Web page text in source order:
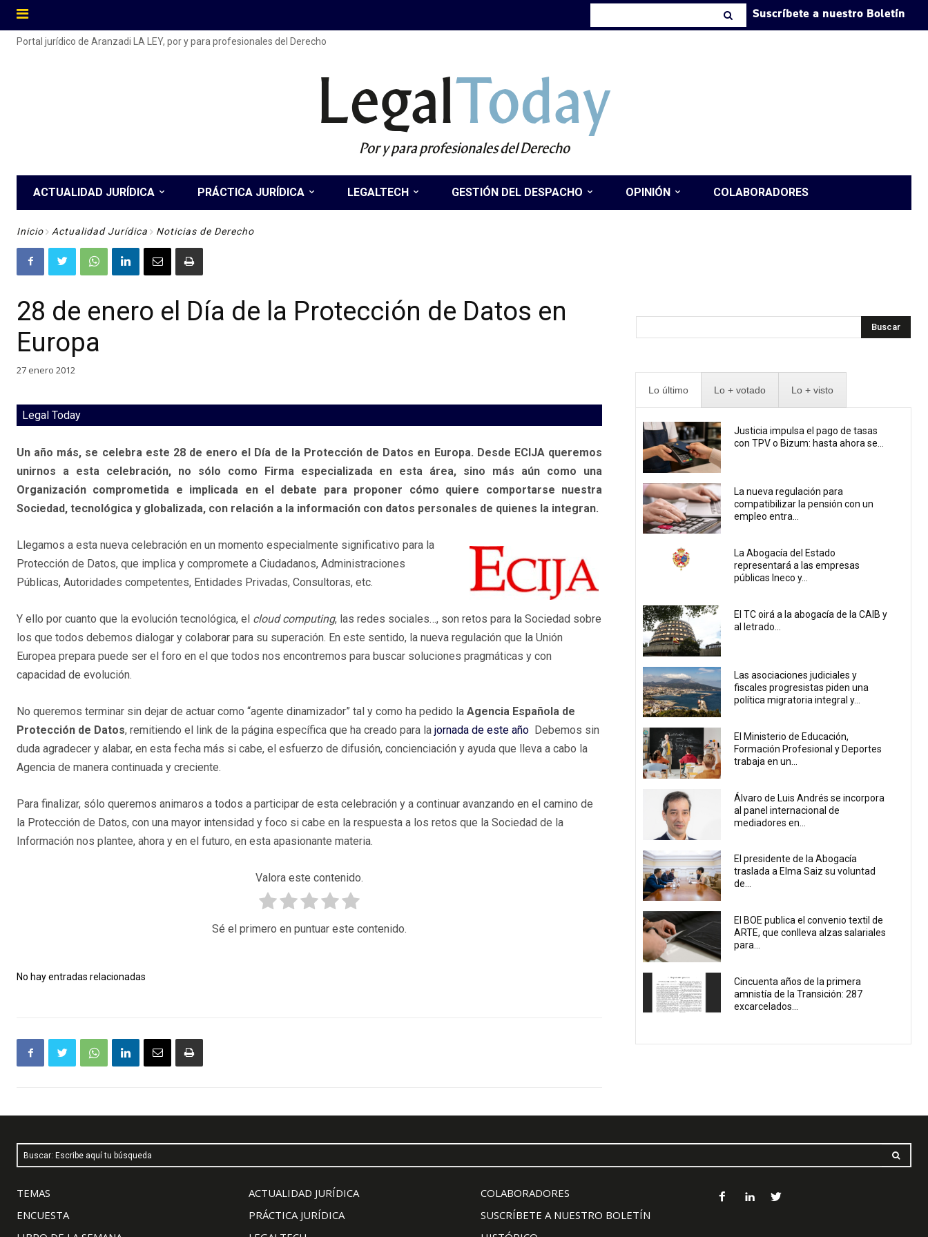
Suscríbete a nuestro Boletín
Portal jurídico de Aranzadi LA LEY, por y para profesionales del Derecho
LegalToday
Por y para profesionales del Derecho
ACTUALIDAD JURÍDICA PRÁCTICA JURÍDICA LEGALTECH GESTIÓN DEL DESPACHO OPINIÓN COLABORADORES
Inicio Actualidad Jurídica Noticias de Derecho
28 de enero el Día de la Protección de Datos en
Europa
27 enero 2012
Legal Today
Un año más, se celebra este 28 de enero el Día de la Protección de Datos en Europa. Desde ECIJA queremos
unirnos a esta celebración, no sólo como Firma especializada en esta área, sino más aún como una
Organización comprometida e implicada en el debate para proponer cómo quiere comportarse nuestra
Sociedad, tecnológica y globalizada, con relación a la información con datos personales de quienes la integran.
Llegamos a esta nueva celebración en un momento especialmente significativo para la
Protección de Datos, que implica y compromete a Ciudadanos, Administraciones
Públicas, Autoridades competentes, Entidades Privadas, Consultoras, etc.
Y ello por cuanto que la evolución tecnológica, el cloud computing, las redes sociales…, son retos para la Sociedad sobre
los que todos debemos dialogar y colaborar para su superación. En este sentido, la nueva regulación que la Unión
Europea prepara puede ser el foro en el que todos nos encontremos para buscar soluciones pragmáticas y con
capacidad de evolución.
No queremos terminar sin dejar de actuar como “agente dinamizador” tal y como ha pedido la Agencia Española de
Protección de Datos, remitiendo el link de la página específica que ha creado para la jornada de este año Debemos sin
duda agradecer y alabar, en esta fecha más si cabe, el esfuerzo de difusión, concienciación y ayuda que lleva a cabo la
Agencia de manera continuada y creciente.
Para finalizar, sólo queremos animaros a todos a participar de esta celebración y a continuar avanzando en el camino de
la Protección de Datos, con una mayor intensidad y foco si cabe en la respuesta a los retos que la Sociedad de la
Información nos plantee, ahora y en el futuro, en esta apasionante materia.
Valora este contenido.
Sé el primero en puntuar este contenido.
No hay entradas relacionadas
Buscar
Lo último Lo + votado Lo + visto
Justicia impulsa el pago de tasas
con TPV o Bizum: hasta ahora se...
La nueva regulación para
compatibilizar la pensión con un
empleo entra...
La Abogacía del Estado
representará a las empresas
públicas Ineco y...
El TC oirá a la abogacía de la CAIB y
al letrado...
Las asociaciones judiciales y
fiscales progresistas piden una
política migratoria integral y...
El Ministerio de Educación,
Formación Profesional y Deportes
trabaja en un...
Álvaro de Luis Andrés se incorpora
al panel internacional de
mediadores en...
El presidente de la Abogacía
traslada a Elma Saiz su voluntad
de...
El BOE publica el convenio textil de
ARTE, que conlleva alzas salariales
para...
Cincuenta años de la primera
amnistía de la Transición: 287
excarcelados...
Buscar: Escribe aquí tu búsqueda
TEMAS
ENCUESTA
ACTUALIDAD JURÍDICA
PRÁCTICA JURÍDICA
COLABORADORES
SUSCRÍBETE A NUESTRO BOLETÍN